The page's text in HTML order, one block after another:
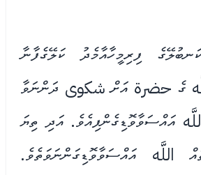
ފިރިމީހާއާމެދު ކަލޭގެފާނާ
ގެ حضرة އަށް شكوى ދަންނަވާ
އައްސަވާވޮޑިގެންފިއެވެ. އަދި ތިޔަ
اللَّه އައްސަވާވޮޑިގަންނަވަތެވެ.